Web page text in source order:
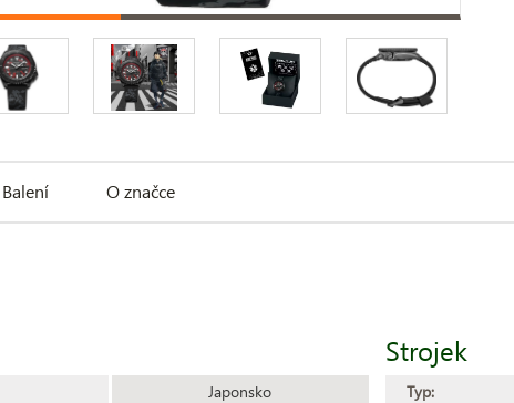
Balení O značce
Japonsko
Strojek
Typ: